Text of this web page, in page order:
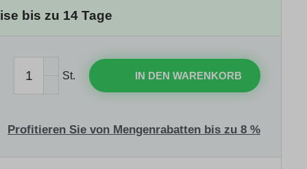
bis zu 14 Tage
St. IN DEN WARENKORB
Profitieren Sie von Mengenrabatten bis zu 8 %